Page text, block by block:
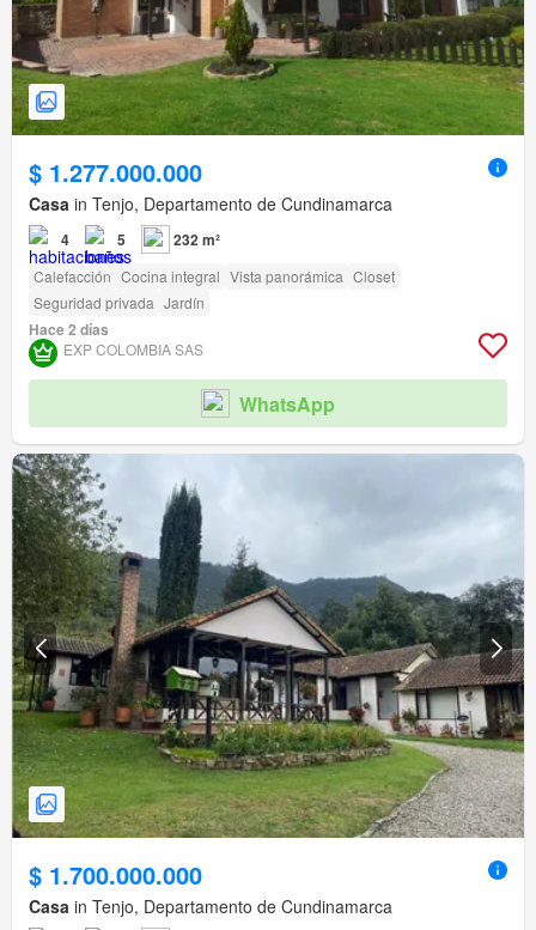
$ 1.277.000.000
Casa in Tenjo, Departamento de Cundinamarca
4 5 232 m²
Calefacción Cocina integral Vista panorámica Closet
Seguridad privada Jardín
Hace 2 días
EXP COLOMBIA SAS
WhatsApp
$ 1.700.000.000
Casa in Tenjo, Departamento de Cundinamarca